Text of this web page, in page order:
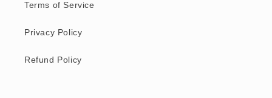
Terms of Service
Privacy Policy
Refund Policy